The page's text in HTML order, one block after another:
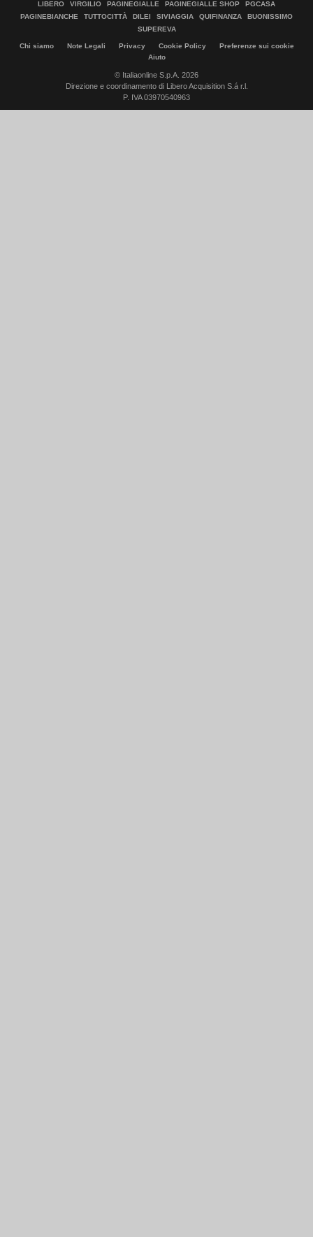
LIBERO VIRGILIO PAGINEGIALLE PAGINEGIALLE SHOP
PGCASA
PAGINEBIANCHE
TUTTOCITTÀ DILEI SIVIAGGIA QUIFINANZA
BUONISSIMO
SUPEREVA
Chi siamo Note Legali Privacy Cookie Policy
Preferenze sui cookie
Aiuto
© Italiaonline S.p.A. 2026
Direzione e coordinamento di Libero Acquisition S.á r.l.
P. IVA 03970540963